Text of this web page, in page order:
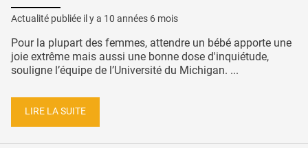
Actualité publiée il y a 10 années 6 mois
Pour la plupart des femmes, attendre un bébé apporte une
joie extrême mais aussi une bonne dose d'inquiétude,
souligne l’équipe de l’Université du Michigan. ...
LIRE LA SUITE